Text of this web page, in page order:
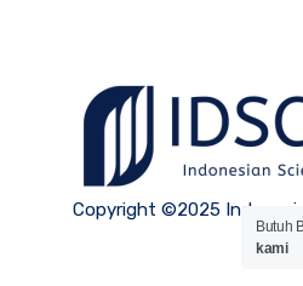
Copyright ©2025
Butuh
kami